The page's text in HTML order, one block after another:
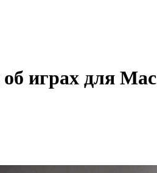
играх для Mac